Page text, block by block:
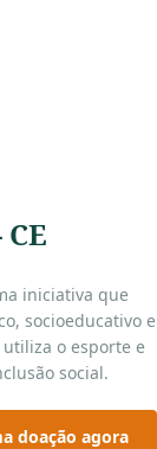
iniciativa que
socioeducativo e
o esporte e
social.
doação agora